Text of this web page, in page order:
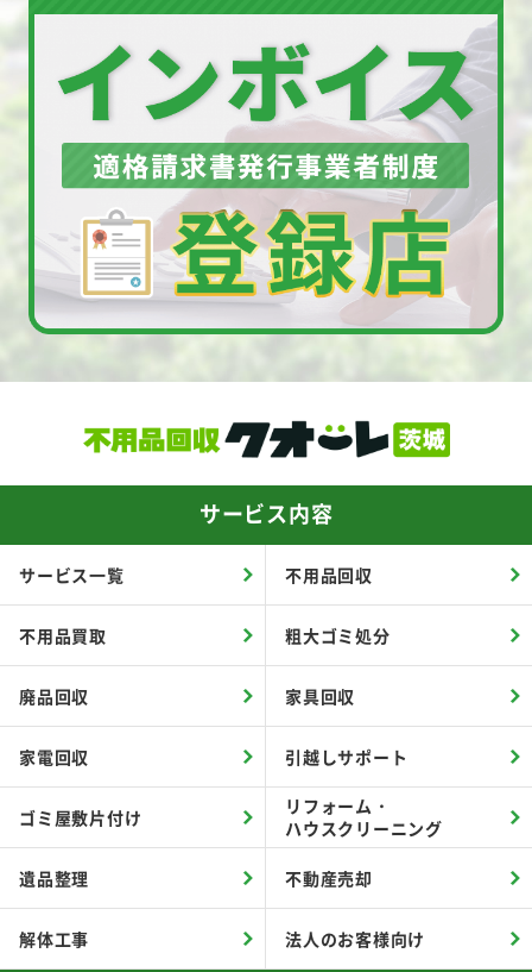
サービス内容
サービス一覧 不用品回収
不用品買取 粗大ゴミ処分
廃品回収 家具回収
家電回収 引越しサポート
ゴミ屋敷片付け
リフォーム・
ハウスクリーニング
遺品整理 不動産売却
解体工事 法人のお客様向け